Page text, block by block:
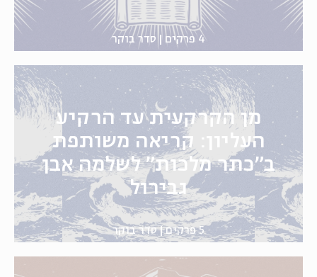
4 פרקים סדר בוקר
מן הקרקעית עד הרקיע
העליון: קריאה משותפת
ב"כתר מלכות" לשלמה אבן
גבירול
5 פרקים סדר בוקר